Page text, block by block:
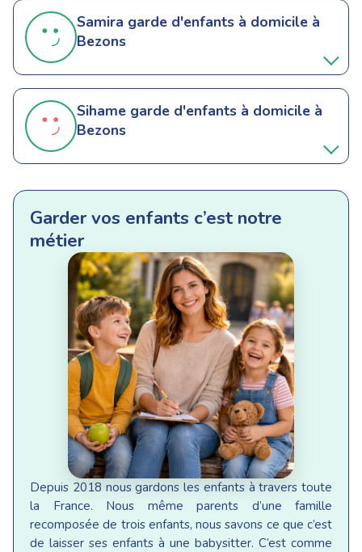
Samira garde d'enfants à domicile à
Bezons
Sihame garde d'enfants à domicile à
Bezons
Garder vos enfants c’est notre
métier
Depuis 2018 nous gardons les enfants à travers toute
la France. Nous même parents d’une famille
recomposée de trois enfants, nous savons ce que c’est
de laisser ses enfants à une babysitter. C’est comme